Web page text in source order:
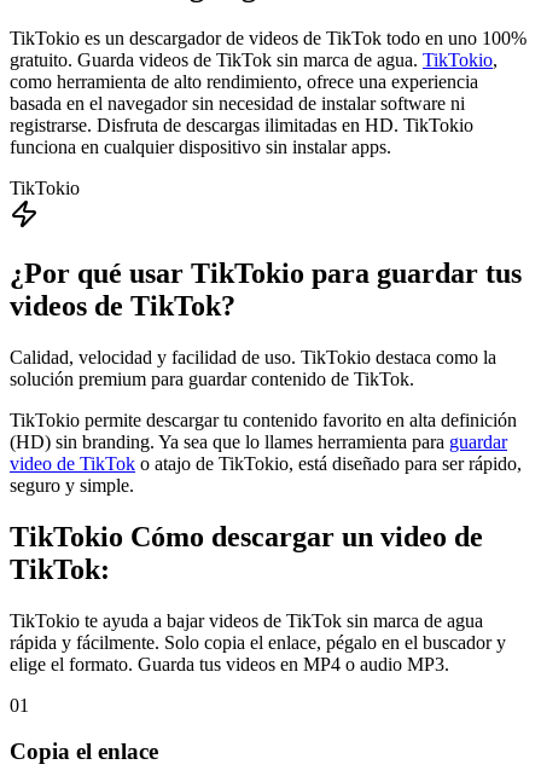
TikTokio es un descargador de videos de TikTok todo en uno 100%
gratuito. Guarda videos de TikTok sin marca de agua. TikTokio,
como herramienta de alto rendimiento, ofrece una experiencia
basada en el navegador sin necesidad de instalar software ni
registrarse. Disfruta de descargas ilimitadas en HD. TikTokio
funciona en cualquier dispositivo sin instalar apps.
TikTokio
¿Por qué usar TikTokio para guardar tus
videos de TikTok?
Calidad, velocidad y facilidad de uso. TikTokio destaca como la
solución premium para guardar contenido de TikTok.
TikTokio permite descargar tu contenido favorito en alta definición
(HD) sin branding. Ya sea que lo llames herramienta para guardar
video de TikTok o atajo de TikTokio, está diseñado para ser rápido,
seguro y simple.
TikTokio Cómo descargar un video de
TikTok:
TikTokio te ayuda a bajar videos de TikTok sin marca de agua
rápida y fácilmente. Solo copia el enlace, pégalo en el buscador y
elige el formato. Guarda tus videos en MP4 o audio MP3.
01
Copia el enlace